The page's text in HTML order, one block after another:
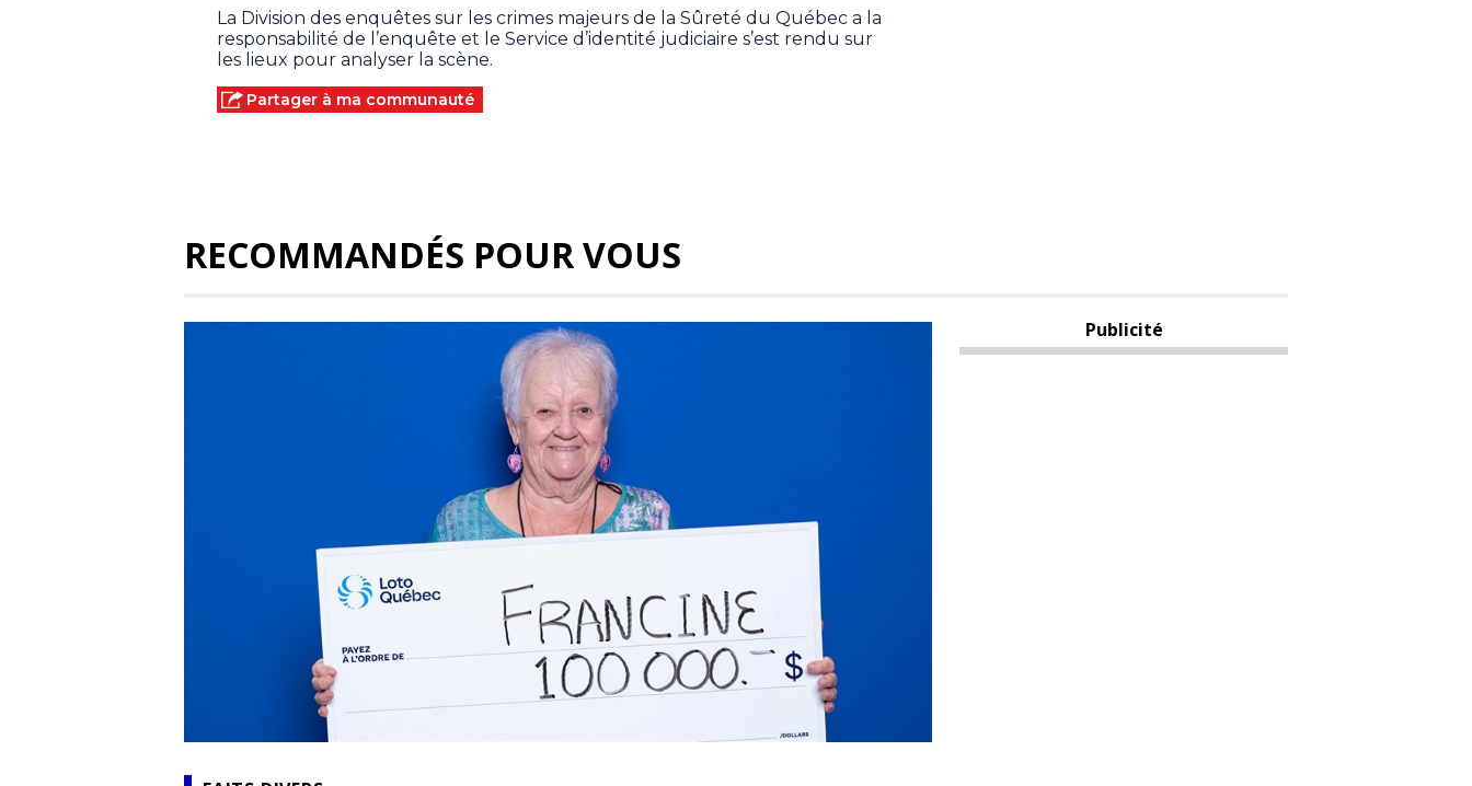
La Division des enquêtes sur les crimes majeurs de la Sûreté du Québec a la
responsabilité de l’enquête et le Service d’identité judiciaire s’est rendu sur
les lieux pour analyser la scène.
Partager à ma communauté
RECOMMANDÉS POUR VOUS
Publicité